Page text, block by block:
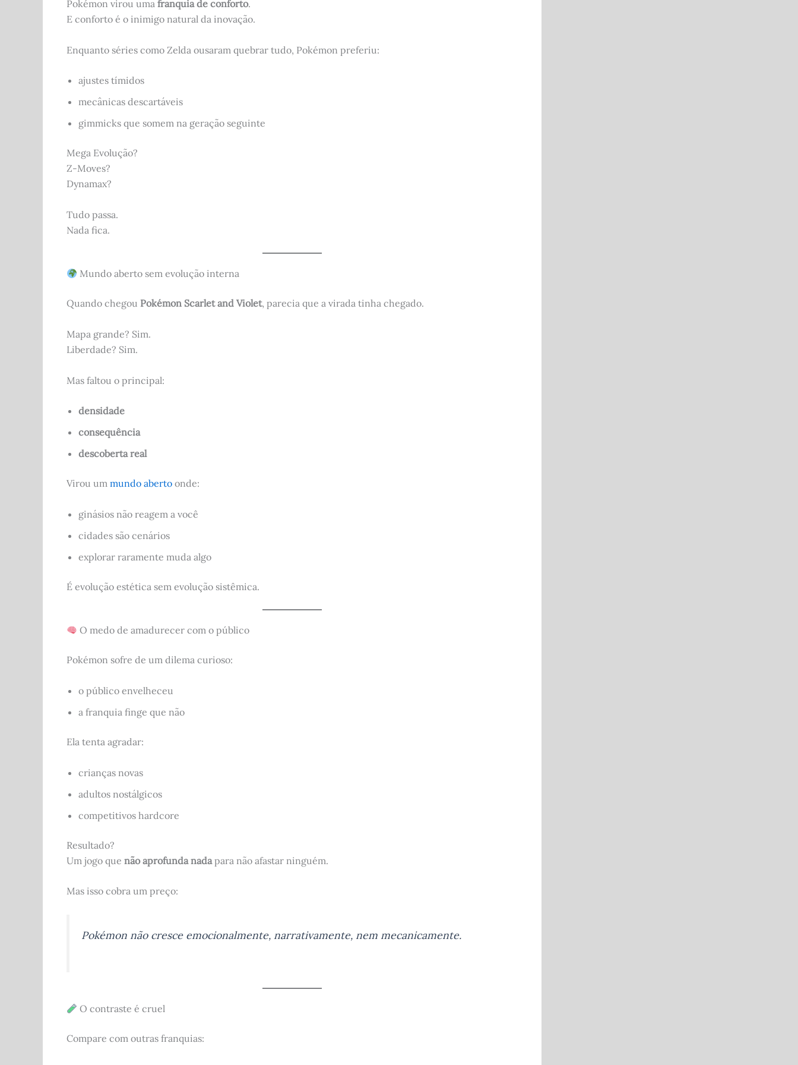
Pokémon virou uma franquia de conforto.
E conforto é o inimigo natural da inovação.
Enquanto séries como Zelda ousaram quebrar tudo, Pokémon preferiu:
ajustes tímidos
mecânicas descartáveis
gimmicks que somem na geração seguinte
Mega Evolução?
Z-Moves?
Dynamax?
Tudo passa.
Nada fica.
Mundo aberto sem evolução interna
Quando chegou Pokémon Scarlet and Violet, parecia que a virada tinha chegado.
Mapa grande? Sim.
Liberdade? Sim.
Mas faltou o principal:
densidade
consequência
descoberta real
Virou um mundo aberto onde:
ginásios não reagem a você
cidades são cenários
explorar raramente muda algo
É evolução estética sem evolução sistêmica.
O medo de amadurecer com o público
Pokémon sofre de um dilema curioso:
o público envelheceu
a franquia finge que não
Ela tenta agradar:
crianças novas
adultos nostálgicos
competitivos hardcore
Resultado?
Um jogo que não aprofunda nada para não afastar ninguém.
Mas isso cobra um preço:
Pokémon não cresce emocionalmente, narrativamente, nem mecanicamente.
O contraste é cruel
Compare com outras franquias: